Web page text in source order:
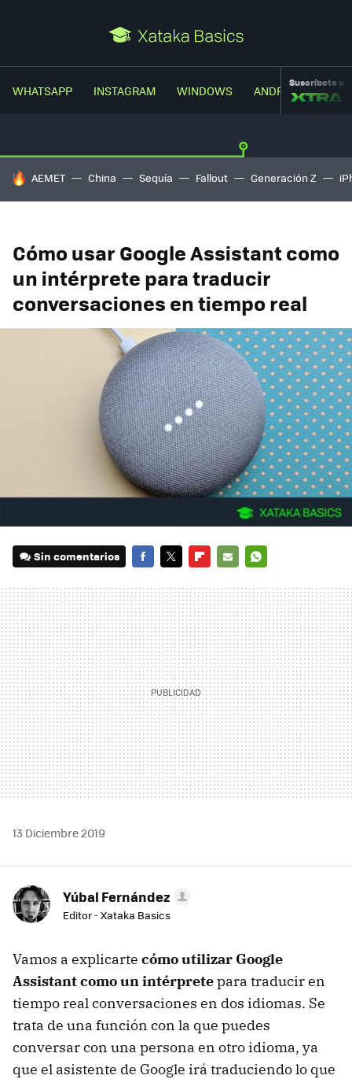
WHATSAPP INSTAGRAM WINDOWS ANDROIDSuscríbete a
HOY SE HABLA DE
AEMET China Sequía Fallout Generación Z
Cómo usar Google Assistant como
un intérprete para traducir
conversaciones en tiempo real
Sin comentarios
MAIL
13 Diciembre 2019
Yúbal Fernández
Editor - Xataka Basics
Vamos a explicarte cómo utilizar Google
Assistant como un intérpretepara traducir en
tiempo real conversaciones en dos idiomas. Se
trata de una función con la que puedes
conversar con una persona en otro idioma, ya
que el asistente de Google irá traduciendo lo que